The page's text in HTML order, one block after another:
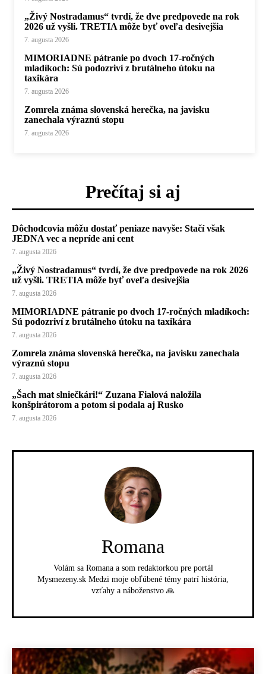
„Živý Nostradamus“ tvrdí, že dve predpovede na rok
2026 už vyšli. TRETIA môže byť oveľa desivejšia
7. augusta 2026
MIMORIADNE pátranie po dvoch 17-ročných
mladíkoch: Sú podozriví z brutálneho útoku na
taxikára
7. augusta 2026
Zomrela známa slovenská herečka, na javisku
zanechala výraznú stopu
7. augusta 2026
Prečítaj si aj
Dôchodcovia môžu dostať peniaze navyše: Stačí však
JEDNA vec a nepríde ani cent
7. augusta 2026
„Živý Nostradamus“ tvrdí, že dve predpovede na rok 2026
už vyšli. TRETIA môže byť oveľa desivejšia
7. augusta 2026
MIMORIADNE pátranie po dvoch 17-ročných mladíkoch:
Sú podozriví z brutálneho útoku na taxikára
7. augusta 2026
Zomrela známa slovenská herečka, na javisku zanechala
výraznú stopu
7. augusta 2026
„Šach mat slniečkári!“ Zuzana Fialová naložila
konšpirátorom a potom si podala aj Rusko
7. augusta 2026
Romana
Volám sa Romana a som redaktorkou pre portál
Mysmezeny.sk Medzi moje obľúbené témy patrí história,
vzťahy a náboženstvo 🙏